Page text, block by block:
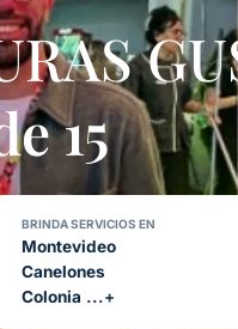
15
BRINDA SERVICIOS EN
Montevideo
Canelones
Colonia ...+